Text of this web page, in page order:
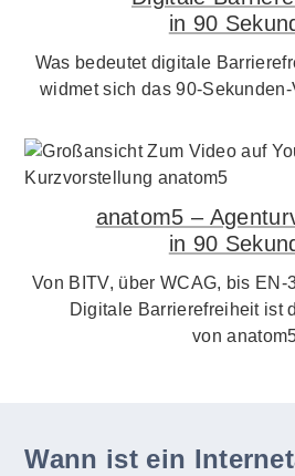
in 90
Was bedeutet digitale
widmet sich das 90-
anatom5 –
in 90
Von BITV, über WCAG, bis
Digitale Barrierefreiheit ist
von
Wann ist ein